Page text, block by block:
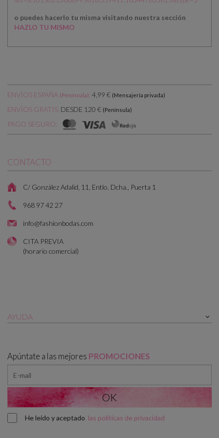
o puedes hacerlo tu misma visitando nuestra sección
HAZLO TU MISMO
ENVÍOS ESPAÑA (Península): 4,99 € (Mensajería privada)
ENVÍOS GRATIS: DESDE 120 € (Península)
PAGO SEGURO:
CONTACTO
C/ González Adalid, 11, Entlo. Dcha., Puerta 1
968 97 42 27
info@fashionbodas.com
CITA PREVIA
(horario comercial)
AYUDA 
Apúntate a las mejores PROMOCIONES
He leído y aceptado las políticas de privacidad